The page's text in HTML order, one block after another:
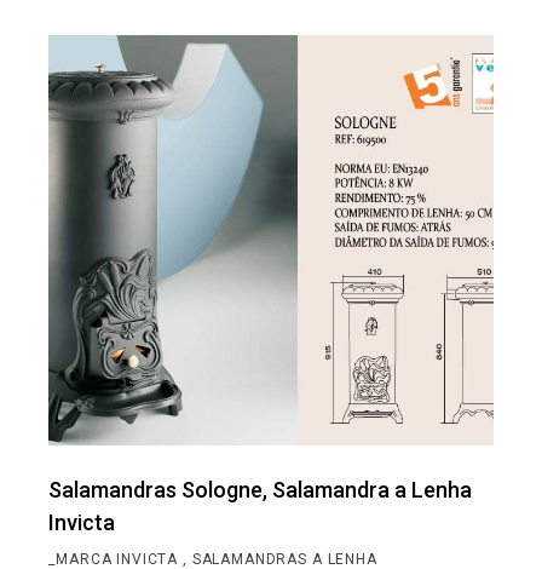
Salamandras Sologne, Salamandra a Lenha
Invicta
_MARCA INVICTA SALAMANDRAS A LENHA